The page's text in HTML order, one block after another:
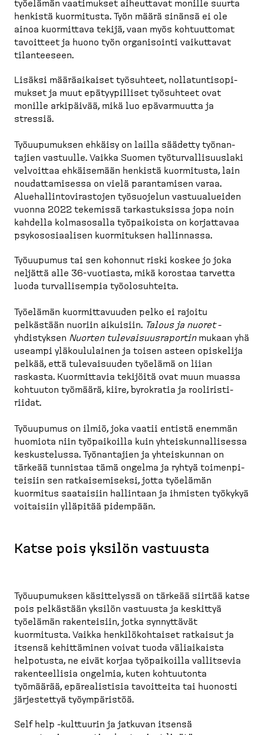
työelämän vaatimukset aiheuttavat monille suurta
henkistä kuormitusta. Työn määrä sinänsä ei ole
ainoa kuormittava tekijä, vaan myös kohtuuttomat
tavoitteet ja huono työn organi­sointi vaikuttavat
tilanteeseen.
Lisäksi määräai­kaiset työsuhteet, nollatun­ti­so­pi­
mukset ja muut epätyy­pilliset työsuhteet ovat
monille arkipäivää, mikä luo epävar­muutta ja
stressiä.
Työuupu­muksen ehkäisy on lailla säädetty työnan­
tajien vastuulle. Vaikka Suomen työtur­val­li­suuslaki
velvoittaa ehkäisemään henkistä kuormitusta, lain
noudat­ta­misessa on vielä parantamisen varaa.
Aluehal­lin­to­vi­rastojen työsuojelun vastuu­alueiden
vuonna 2022 tekemissä tarkas­tuksissa jopa noin
kahdella kolmas­osalla työpai­koista on korjattavaa
psykoso­si­aalisen kuormi­tuksen hallinnassa.
Työuupumus tai sen kohonnut riski koskee jo joka
neljättä alle 36-​vuotiasta, mikä korostaa tarvetta
luoda turval­li­sempia työolo­suhteita.
Työelämän kuormit­ta­vuuden pelko ei rajoitu
pelkästään nuoriin aikuisiin. Talous ja nuoret-​
yhdistyksen Nuorten tulevai­suus­ra­portinmukaan yhä
useampi yläkou­lu­lainen ja toisen asteen opiskelija
pelkää, että tulevai­suuden työelämä on liian
raskasta. Kuormittavia tekijöitä ovat muun muassa
kohtuuton työmäärä, kiire, byrokratia ja rooliris­ti­
riidat.
Työuupumus on ilmiö, joka vaatii entistä enemmän
huomiota niin työpai­koilla kuin yhteis­kun­nal­lisessa
keskus­telussa. Työnan­tajien ja yhteis­kunnan on
tärkeää tunnistaa tämä ongelma ja ryhtyä toimen­pi­
teisiin sen ratkai­se­miseksi, jotta työelämän
kuormitus saataisiin hallintaan ja ihmisten työkykyä
voitaisiin ylläpitää pidempään.
Katse pois yksilön vastuusta
Työuupu­muksen käsittelyssä on tärkeää siirtää katse
pois pelkästään yksilön vastuusta ja keskittyä
työelämän rakenteisiin, jotka synnyttävät
kuormitusta. Vaikka henkilö­koh­taiset ratkaisut ja
itsensä kehittäminen voivat tuoda väliai­kaista
helpotusta, ne eivät korjaa työpai­koilla vallitsevia
rakenteellisia ongelmia, kuten kohtuutonta
työmäärää, epärea­listisia tavoitteita tai huonosti
järjes­tettyä työympä­ristöä.
Self help -​kulttuurin ja jatkuvan itsensä